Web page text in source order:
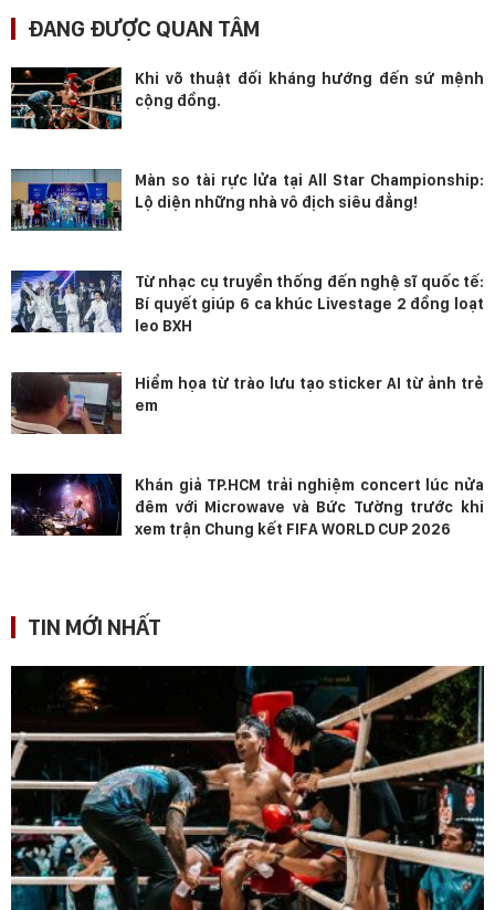
ĐANG ĐƯỢC QUAN TÂM
Khi võ thuật đối kháng hướng đến sứ mệnh
cộng đồng.
Màn so tài rực lửa tại All Star Championship:
Lộ diện những nhà vô địch siêu đẳng!
Từ nhạc cụ truyền thống đến nghệ sĩ quốc tế:
Bí quyết giúp 6 ca khúc Livestage 2 đồng loạt
leo BXH
Hiểm họa từ trào lưu tạo sticker AI từ ảnh trẻ
em
Khán giả TP.HCM trải nghiệm concert lúc nửa
đêm với Microwave và Bức Tường trước khi
xem trận Chung kết FIFA WORLD CUP 2026
TIN MỚI NHẤT